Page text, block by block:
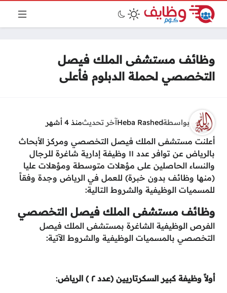
وظائف مستشفى الملك فيصل
التخصصي لحملة الدبلوم فأعلى
بواسطةHeba Rashedآخر تحديثمنذ 4 أشهر
أعلنت مستشفى الملك فيصل التخصصي ومركز الأبحاث
بالرياض عن توافر عدد ١١ وظيفة إدارية شاغرة للرجال
والنساء الحاصلين على مؤهلات متوسطة ومؤهلات عليا
(منها وظائف بدون خبرة) للعمل في الرياض وجدة وفقاً
للمسميات الوظيفية والشروط التالية:
وظائف مستشفى الملك فيصل التخصصي
الفرص الوظيفية الشاغرة بمستشفى الملك فيصل
التخصصي بالمسميات الوظيفية والشروط الآتية:
أولاً وظيفة كبير السكرتاريين (عدد ٢ ) الرياض
: